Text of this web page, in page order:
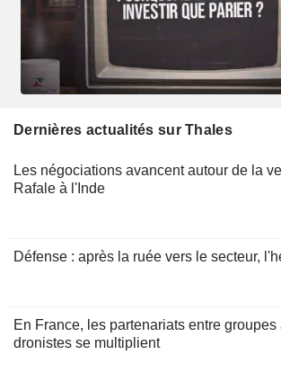
Dernières actualités sur Thales
Les négociations avancent autour de la
Rafale à l'Inde
Défense : après la ruée vers le secteur,
En France, les partenariats entre
dronistes se multiplient